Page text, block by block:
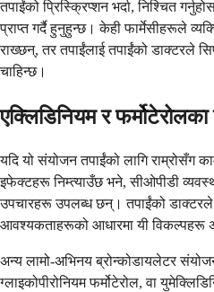
तपाईंको प्रिस्क्रिप्शन भर्दा, निश्चित
प्राप्त गर्दै हुनुहुन्छ। केही फार्मेसीहरूले
राख्छन्, तर तपाईंलाई तपाईंको डाक्टरले
चाहिन्छ।
एक्लिडिनियम र
यदि यो संयोजन तपाईंको लागि राम्रोसँग
इफेक्टहरू निम्त्याउँछ भने, सीओपीडी
उपचारहरू उपलब्ध छन्। तपाईंको डाक्टरले
आवश्यकताहरूको आधारमा यी विकल्पहरू
अन्य लामो-अभिनय ब्रोन्कोडायलेटर
ग्लाइकोपीरोनियम फर्मोटेरोल, वा